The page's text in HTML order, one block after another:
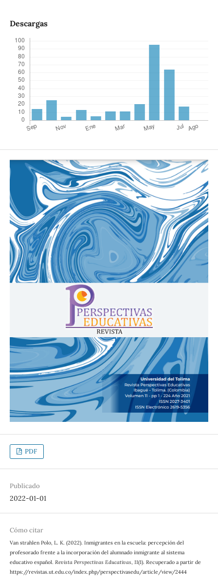
Descargas
PDF
Publicado
2022-01-01
Cómo citar
Van strahlen Polo, L. K. (2022). Inmigrantes en la escuela: percepción del
profesorado frente a la incorporación del alumnado inmigrante al sistema
educativo español. Revista Perspectivas Educativas, 11(1). Recuperado a partir de
https://revistas.ut.edu.co/index.php/perspectivasedu/article/view/2444